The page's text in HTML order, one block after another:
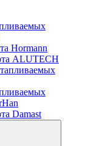
Hormann
ALUTECH
Damast